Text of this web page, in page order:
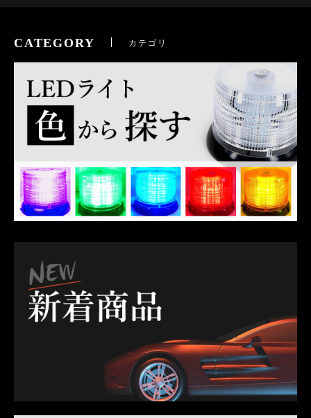
CATEGORY カテゴリ